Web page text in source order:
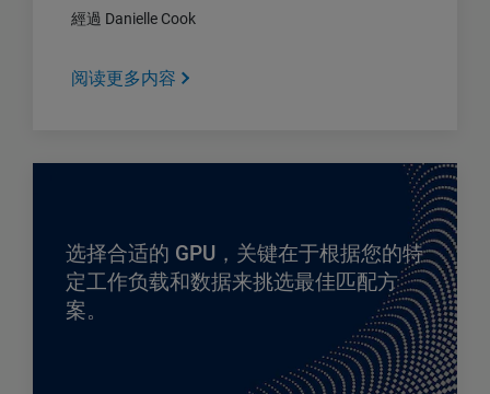
經過 Danielle Cook
阅读更多内容
选择合适的 GPU，关键在于根据您的特
定工作负载和数据来挑选最佳匹配方
案。